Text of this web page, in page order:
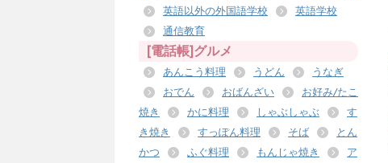
英語以外の外国語学校
英語学校
通信教育
[電話帳]グルメ
あんこう料理 うどん
うなぎ
おでん
おばんざい
お好み/たこ
焼き
かに料理 しゃぶしゃぶ
す
き焼き
すっぽん料理 そば
とん
かつ
ふぐ料理 もんじゃ焼き
ア